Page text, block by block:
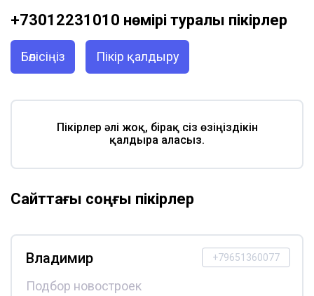
+73012231010 нөмірі туралы пікірлер
Бөлісіңіз Пікір қалдыру
Пікірлер әлі жоқ, бірақ сіз өзіңіздікін
қалдыра аласыз.
Сайттағы соңғы пікірлер
+79651360077
Владимир
Подбор новостроек